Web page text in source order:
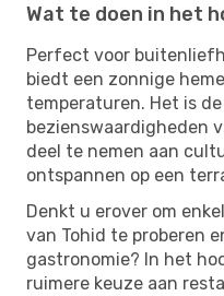
Wat te doen in het
Perfect voor
biedt een zonnige
temperaturen. Het is
bezienswaardigheden
deel te nemen aan
ontspannen op een
Denkt u erover om
van Tohid te proberen
gastronomie? In het
ruimere keuze aan